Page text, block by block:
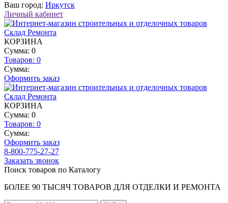
Ваш город: Иркутск
Личный кабинет
КОРЗИНА
Сумма: 0
Товаров: 0
Сумма:
Оформить заказ
КОРЗИНА
Сумма: 0
Товаров: 0
Сумма:
Оформить заказ
8-800-775-27-27
Заказать звонок
Поиск товаров по Каталогу
БОЛЕЕ 90 ТЫСЯЧ ТОВАРОВ ДЛЯ ОТДЕЛКИ И РЕМОНТА